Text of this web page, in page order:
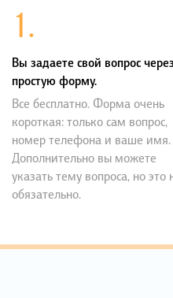
1.
Вы задаете свой вопрос через
простую форму.
Все бесплатно. Форма очень
короткая: только сам вопрос,
номер телефона и ваше имя.
Дополнительно вы можете
указать тему вопроса, но это
обязательно.